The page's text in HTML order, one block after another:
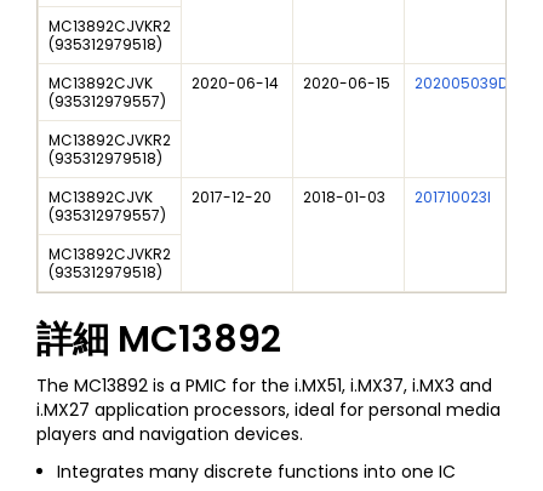
MC13892CJVKR2
(935312979518)
MC13892CJVK
(935312979557)
2020-06-14 2020-06-15 202005039DN
MC13892CJVKR2
(935312979518)
MC13892CJVK
(935312979557)
2017-12-20 2018-01-03 201710023I
MC13892CJVKR2
(935312979518)
詳細 MC13892
The MC13892 is a PMIC for the i.MX51, i.MX37, i.MX3 and
i.MX27 application processors, ideal for personal media
players and navigation devices.
Integrates many discrete functions into one IC